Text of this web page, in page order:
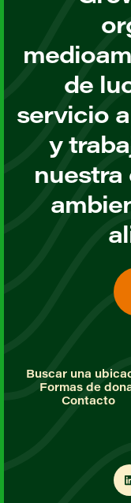
de
servicio
y
nuestra
Buscar una
Formas de
Contacto